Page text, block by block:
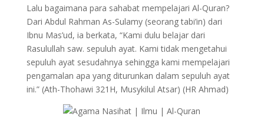
Lalu bagaimana para sahabat mempelajari Al-Quran?
Dari Abdul Rahman As-Sulamy (seorang tabi’in) dari
Ibnu Mas’ud, ia berkata, “Kami dulu belajar dari
Rasulullah saw. sepuluh ayat. Kami tidak mengetahui
sepuluh ayat sesudahnya sehingga kami mempelajari
pengamalan apa yang diturunkan dalam sepuluh ayat
ini.” (Ath-Thohawi 321H, Musykilul Atsar) (HR Ahmad)